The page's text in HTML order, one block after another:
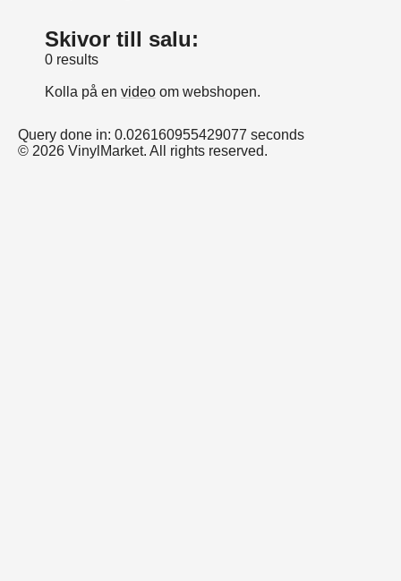
Skivor till salu:
0 results
Kolla på en video om webshopen.
Query done in: 0.026160955429077 seconds
© 2026 VinylMarket. All rights reserved.